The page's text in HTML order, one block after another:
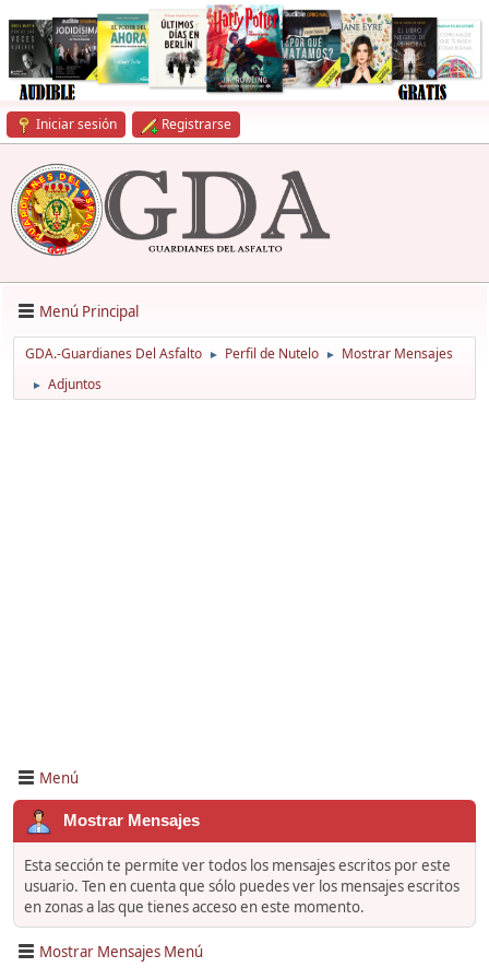
Iniciar sesión Registrarse
Menú Principal
GDA.-Guardianes Del Asfalto ► Perfil de Nutelo ► Mostrar Mensajes
► Adjuntos
Menú
Mostrar Mensajes
Esta sección te permite ver todos los mensajes escritos por este
usuario. Ten en cuenta que sólo puedes ver los mensajes escritos
en zonas a las que tienes acceso en este momento.
Mostrar Mensajes Menú